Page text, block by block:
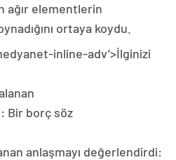
ağır elementlerin
ortaya koydu.
inline-adv’>İlginizi
anlaşmayı değerlendirdi: